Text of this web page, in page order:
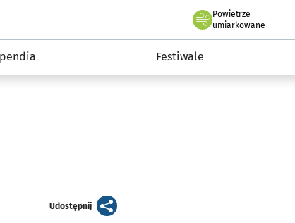
Powietrze
we Wrocławiu
umiarkowane
Festiwale
Udostępnijartykuł